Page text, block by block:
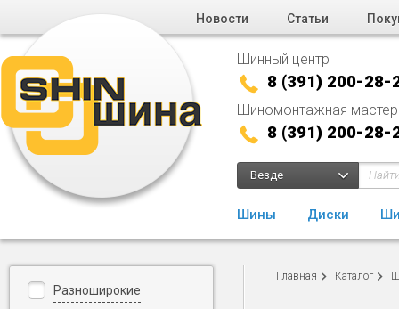
Новости Статьи
Шинный центр
8 (391) 200-28-
Шиномонтажная
8 (391) 200-28-
Везде
Шины Диски
Главная Каталог
Разноширокие